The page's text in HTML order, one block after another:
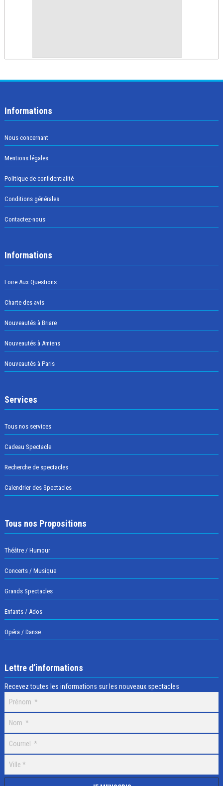
Informations
Nous concernant
Mentions légales
Politique de confidentialité
Conditions générales
Contactez-nous
Informations
Foire Aux Questions
Charte des avis
Nouveautés à Briare
Nouveautés à Amiens
Nouveautés à Paris
Services
Tous nos services
Cadeau Spectacle
Recherche de spectacles
Calendrier des Spectacles
Tous nos Propositions
Théâtre / Humour
Concerts / Musique
Grands Spectacles
Enfants / Ados
Opéra / Danse
Lettre d’informations
Recevez toutes les informations sur les nouveaux spectacles